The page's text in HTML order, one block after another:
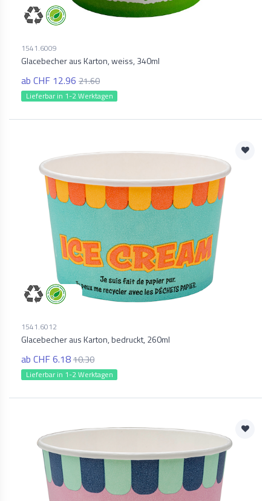
1541.6009
Glacebecher aus Karton, weiss, 340ml
ab CHF 12.96 21.60
Lieferbar in 1-2 Werktagen
1541.6012
Glacebecher aus Karton, bedruckt, 260ml
ab CHF 6.1810.30
Lieferbar in 1-2 Werktagen